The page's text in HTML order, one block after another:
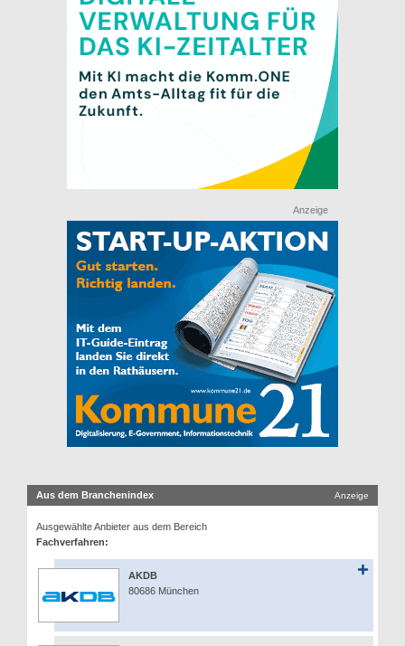
Anzeige
Aus dem Branchenindex Anzeige
Ausgewählte Anbieter aus dem Bereich
Fachverfahren:
AKDB
80686 München